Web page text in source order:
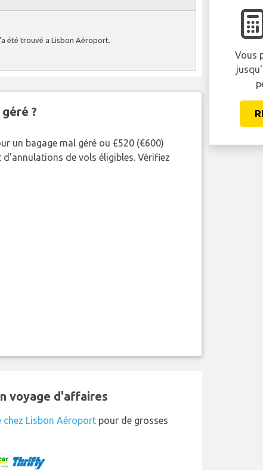
été trouvé a Lisbon Aéroport.
?
un bagage mal géré ou £520 (€600)
de vols éligibles. Vérifiez
voyage d'affaires
Lisbon Aéroport pour de grosses
Vous